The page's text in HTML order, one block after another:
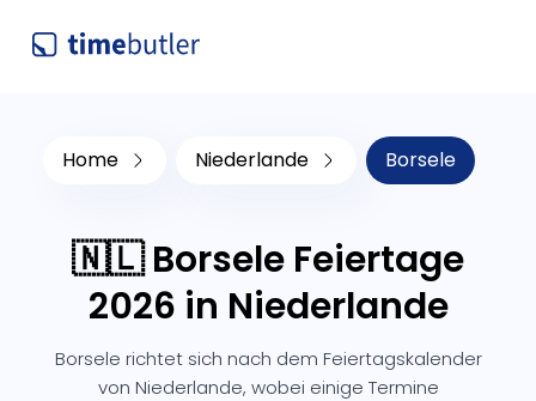
Home Niederlande Borsele
🇳🇱 Borsele Feiertage
2026 in Niederlande
Borsele richtet sich nach dem Feiertagskalender
von Niederlande, wobei einige Termine